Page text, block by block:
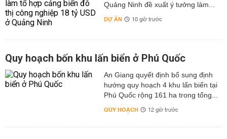
Quảng Ninh đề xuất ý tưởng làm...
DỰ ÁN 10 giờ trước
Quy hoạch bốn khu lấn biển ở Phú Quốc
An Giang quyết định bổ sung định
hướng quy hoạch 4 khu lấn biển tại
Phú Quốc rộng 161 ha trong tổng...
QUY HOẠCH 12 giờ trước